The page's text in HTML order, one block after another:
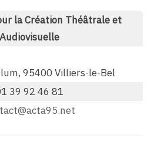
la Création Théâtrale et
Audiovisuelle
95400 Villiers-le-Bel
39 92 46 81